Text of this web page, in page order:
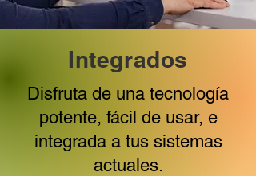
Integrados
Disfruta de una tecnología
potente, fácil de usar, e
integrada a tus sistemas
actuales.